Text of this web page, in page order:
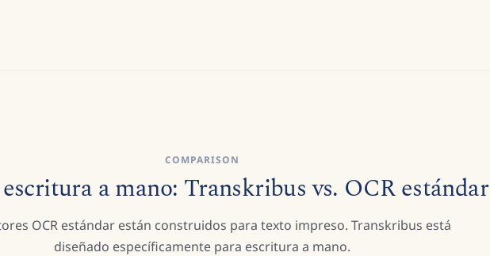
COMPARISON
a mano: Transkribus vs. OCR estándar
OCR estándar están construidos para texto impreso. Transkribus está
diseñado específicamente para escritura a mano.